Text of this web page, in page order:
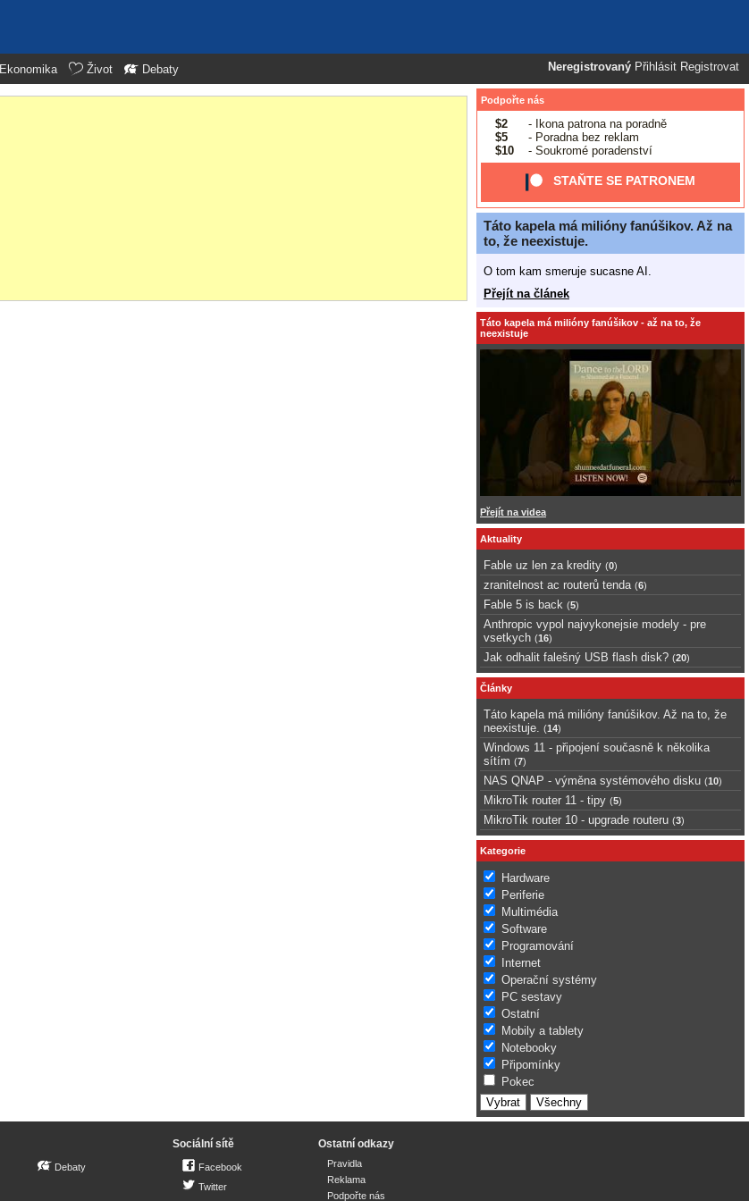
Neregistrovaný Přihlásit Registrovat
Ekonomika Život Debaty
Podpořte nás
$2
- Ikona patrona na poradně
$5
- Poradna bez reklam
$10
- Soukromé poradenství
STAŇTE SE PATRONEM
Táto kapela má milióny fanúšikov. Až na
to, že neexistuje.
O tom kam smeruje sucasne AI.
Přejít na článek
Táto kapela má milióny fanúšikov - až na to, že
neexistuje
Přejít na videa
Aktuality
Fable uz len za kredity (0)
zranitelnost ac routerů tenda (6)
Fable 5 is back (5)
Anthropic vypol najvykonejsie modely - pre
vsetkych (16)
Jak odhalit falešný USB flash disk? (20)
Články
Táto kapela má milióny fanúšikov. Až na to, že
neexistuje.
(14)
Windows 11 - připojení současně k několika
sítím (7)
NAS QNAP - výměna systémového disku (10)
MikroTik router 11 - tipy (5)
MikroTik router 10 - upgrade routeru (3)
Kategorie
Hardware
Periferie
Multimédia
Software
Programování
Internet
Operační systémy
PC sestavy
Ostatní
Mobily a tablety
Notebooky
Připomínky
Pokec
Debaty
Sociální sítě
Facebook
Twitter
Ostatní odkazy
Pravidla
Reklama
Podpořte nás